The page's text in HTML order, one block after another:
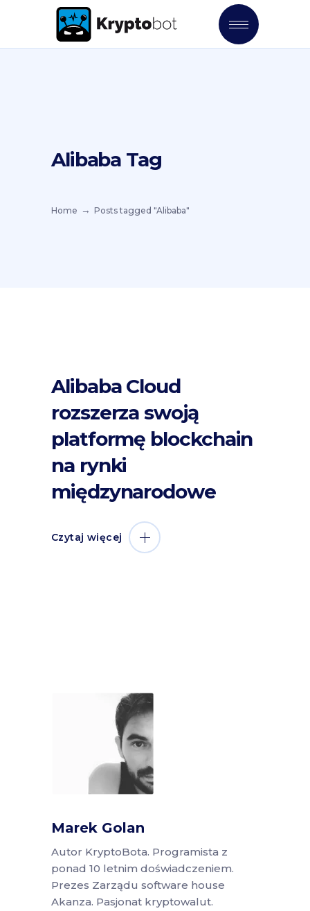
Alibaba Tag
Home Posts tagged "Alibaba"
Alibaba Cloud
rozszerza swoją
platformę blockchain
na rynki
międzynarodowe
Czytaj więcej
Marek Golan
Autor KryptoBota. Programista z
ponad 10 letnim doświadczeniem.
Prezes Zarządu software house
Akanza. Pasjonat kryptowalut.